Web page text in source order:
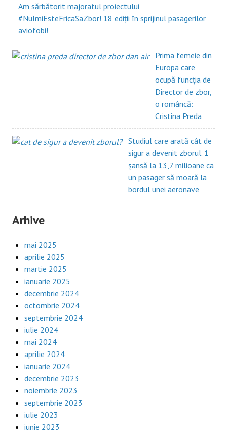
Am sărbătorit majoratul proiectului
#NuImiEsteFricaSaZbor! 18 ediții în sprijinul pasagerilor
aviofobi!
Prima femeie din
Europa care
ocupă funcția de
Director de zbor,
o româncă:
Cristina Preda
Studiul care arată cât de
sigur a devenit zborul. 1
șansă la 13,7 milioane ca
un pasager să moară la
bordul unei aeronave
Arhive
mai 2025
aprilie 2025
martie 2025
ianuarie 2025
decembrie 2024
octombrie 2024
septembrie 2024
iulie 2024
mai 2024
aprilie 2024
ianuarie 2024
decembrie 2023
noiembrie 2023
septembrie 2023
iulie 2023
iunie 2023